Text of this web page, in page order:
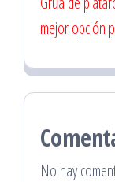
mejor opción
No hay